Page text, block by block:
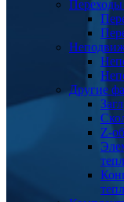
Другие
Z-